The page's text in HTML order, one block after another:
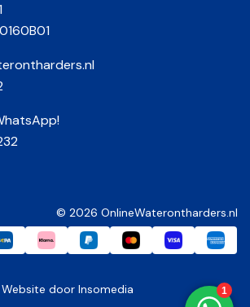
© 2026 OnlineWaterontharders.nl
Website door Insomedia